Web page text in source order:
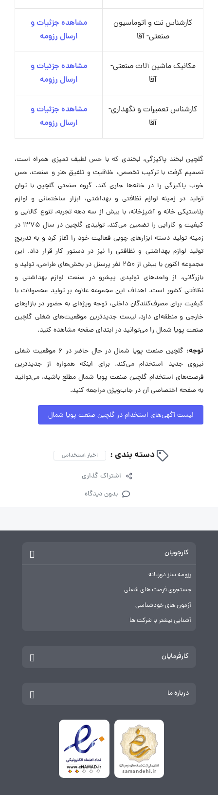
کارشناس نت و اتوماسیون
صنعتی- آقا
مشاهده جزئیات و
ارسال رزومه
مکانیک ماشین آلات صنعتی-
آقا
مشاهده جزئیات و
ارسال رزومه
کارشناس تعمیرات و نگهداری-
آقا
مشاهده جزئیات و
ارسال رزومه
گلچین لبخند پاکیزگی، لبخندی که با حس لطیف تمیزی همراه است،
تصمیم گرفت با ترکیب تخصص، خلاقیت و تلفیق هنر و صنعت، حس
خوب پاکیزگی را در خانه‌ها جاری کند. گروه صنعتی گلچین با توان
تولید در زمینه لوازم نظافتی و بهداشتی، ابزار ساختمانی و لوازم
پلاستیکی خانه و آشپزخانه، با بیش از سه دهه تجربه، تنوع کالایی و
کیفیت و کارایی را تضمین می‌کند. تولیدی گلچین در سال 1375 در
زمینه تولید دسته ابزارهای چوبی فعالیت خود را آغاز کرد و به تدریج
تولید لوازم بهداشتی و نظافتی را نیز در دستور کار قرار داد. این
مجموعه اکنون با بیش از 250 نفر پرسنل در بخش‌های طراحی، تولید و
بازرگانی، از واحدهای تولیدی پیشرو در صنعت لوازم بهداشتی و
نظافتی کشور است. اهداف این مجموعه علاوه بر تولید محصولات با
کیفیت برای مصرف‌کنندگان داخلی، توجه ویژه‌ای به حضور در بازارهای
خارجی و منطقه‌ای دارد. لیست جدیدترین موقعیت‌های شغلی گلچین
صنعت پویا شمال را می‌توانید در ابتدای صفحه مشاهده کنید.
توجه:
گلچین صنعت پویا شمال در حال حاضر در ۶ موقعیت شغلی
نیروی جدید استخدام می‌کند. برای اینکه همواره از جدیدترین
فرصت‌های استخدام گلچین صنعت پویا شمال مطلع باشید، می‌توانید
به صفحه اختصاصی آن در جاب‌ویژن مراجعه کنید.
لیست آگهی‌های استخدام در گلچین صنعت پویا شمال
دسته بندی : اخبار استخدامی
اشتراک گذاری
بدون دیدگاه
کارجویان
رزومه ساز دوزبانه
جستجوی فرصت های شغلی
آزمون های خودشناسی
آشنایی بیشتر با شرکت ها
کارفرمایان
درباره ما